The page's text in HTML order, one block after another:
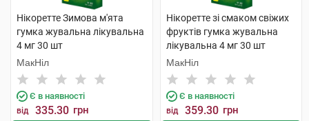
Нікоретте Зимова м'ята
гумка жувальна лікувальна
4 мг 30 шт
МакНіл
Є в наявності
від 335.30 грн
Нікоретте зі смаком свіжих
фруктів гумка жувальна
лікувальна 4 мг 30 шт
МакНіл
Є в наявності
від 359.30 грн